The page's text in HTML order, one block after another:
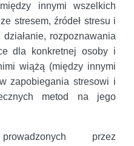
innymi wszelkich
stresem, źródeł stresu i
rozpoznawania
dla konkretnej osoby i
wiążą (między innymi
zapobiegania stresowi i
metod na jego
przez